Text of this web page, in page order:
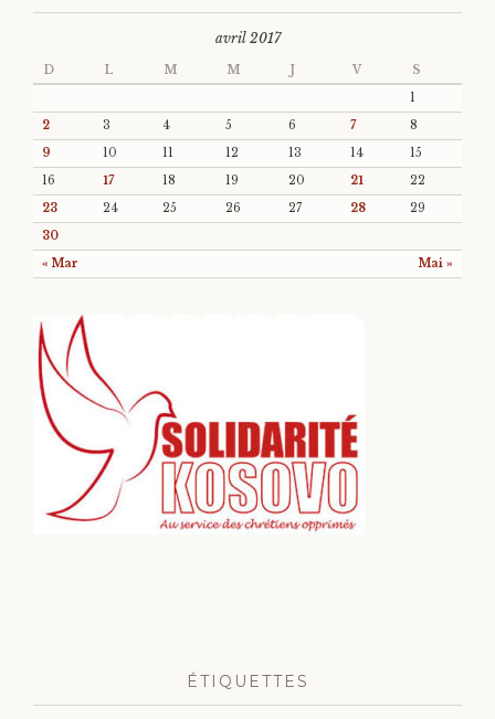
avril 2017
D L M M J V S
« Mar Mai »
1
2
3 4 5 6 7
8
9
10 11 12 13 14
15
16
17 18 19 20 21
22
23
24 25 26 27 28
29
30
ÉTIQUETTES